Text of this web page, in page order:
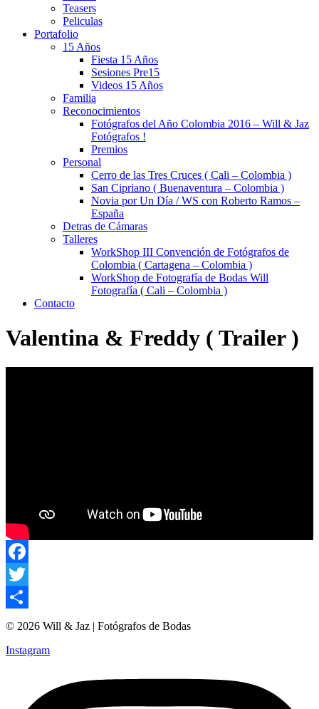
Teasers
Peliculas
Portafolio
15 Años
Fiesta 15 Años
Sesiones Pre15
Videos 15 Años
Familia
Reconocimientos
Fotógrafos del Año Colombia 2016 – Will & Jaz
Fotógrafos !
Premios
Personal
Cerro de las Tres Cruces ( Cali – Colombia )
San Cipriano ( Buenaventura – Colombia )
Novia por Un Día / WS con Roberto Ramos –
España
Detras de Cámaras
Talleres
WorkShop III Convención de Fotógrafos de
Colombia ( Cartagena – Colombia )
WorkShop de Fotografía de Bodas Will
Fotografía ( Cali – Colombia )
Contacto
Valentina & Freddy ( Trailer )
Facebook
Twitter
Compartir
© 2026 Will & Jaz | Fotógrafos de Bodas
Instagram